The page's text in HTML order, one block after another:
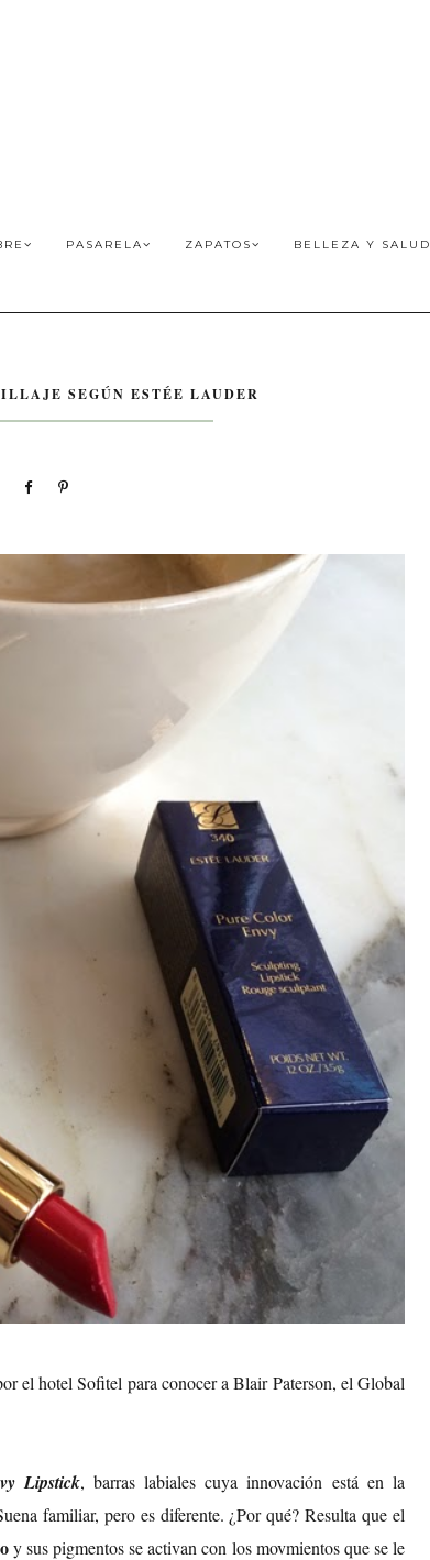
PASARELA ZAPATOS BELLEZA Y SALUD
SEGÚN ESTÉE LAUDER
el hotel Sofitel para conocer a Blair Paterson, el Global
Lipstick, barras labiales cuya innovación está en la
familiar, pero es diferente. ¿Por qué? Resulta que el
y sus pigmentos se activan con los movmientos que se le